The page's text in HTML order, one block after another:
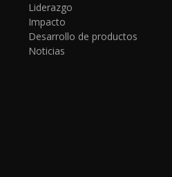
Liderazgo
Impacto
Desarrollo de productos
Noticias